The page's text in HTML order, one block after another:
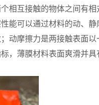
相互接触的物体之间有
能可以通过材料的动、
动摩擦力是两接触表面
，薄膜材料表面爽滑并